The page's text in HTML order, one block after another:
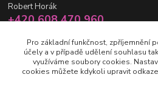
Robert Horák
+420 608 470 960
info@robmax.cz
Pro základní funkčnost, zpříjemnění
účely a v případě udělení souhlasu
využíváme soubory cookies.
cookies můžete kdykoli upravit